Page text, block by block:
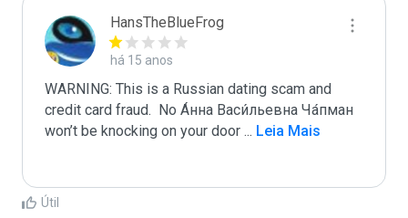
HansTheBlueFrog
há 15 anos
WARNING: This is a Russian dating scam and
credit card fraud.  No А́нна Васи́льевна Ча́пман
won’t be knocking on your door ... Leia Mais
Útil